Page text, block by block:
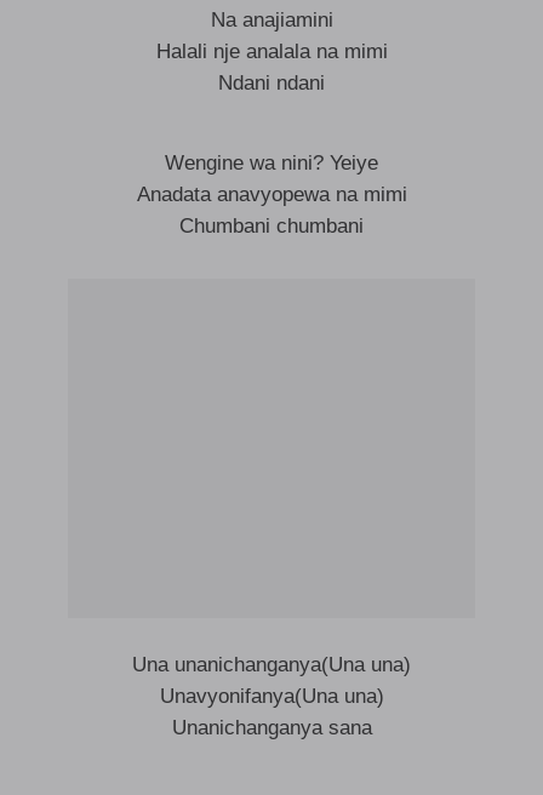
Na anajiamini
Halali nje analala na mimi
Ndani ndani
Wengine wa nini? Yeiye
Anadata anavyopewa na mimi
Chumbani chumbani
Una unanichanganya(Una una)
Unavyonifanya(Una una)
Unanichanganya sana